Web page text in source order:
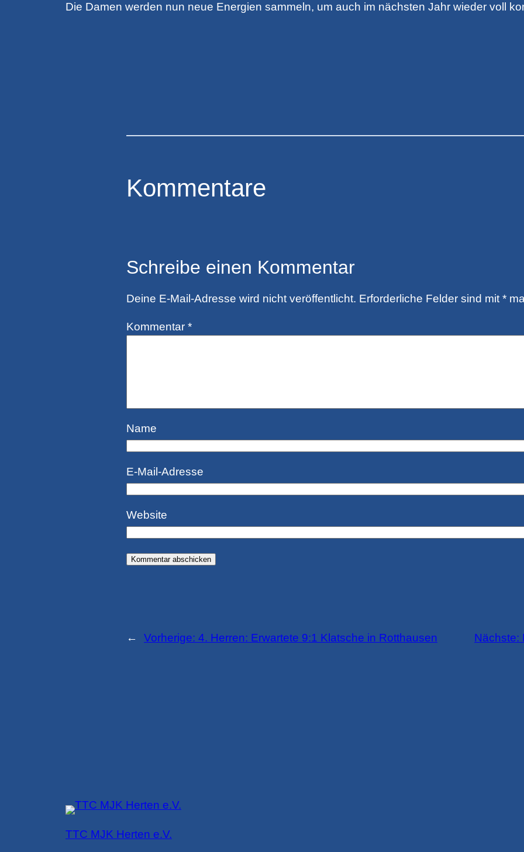
Die Damen werden nun neue Energien sammeln, um auch im nächsten Jahr wieder voll
Kommentare
Schreibe einen Kommentar
Deine E-Mail-Adresse wird nicht veröffentlicht. Erforderliche Felder sind mit *
Kommentar *
Name
E-Mail-Adresse
Website
← Vorherige: 4. Herren: Erwartete 9:1 Klatsche in Rotthausen Nächste:
TTC MJK Herten e.V.